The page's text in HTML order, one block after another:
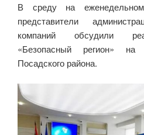
В среду на
представители
компаний обсудили
«Безопасный регион» на
Посадского района.